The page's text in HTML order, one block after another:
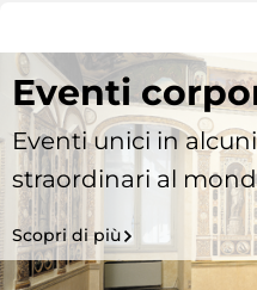
Eventi
Eventi unici in
straordinari al
Scopri di più